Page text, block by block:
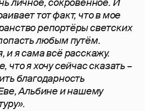
личное, сокровенное. И
тот факт, что в мое
репортёры светских
любым путём.
и я сама всё расскажу.
что я хочу сейчас сказать –
благодарность
Альбине и нашему